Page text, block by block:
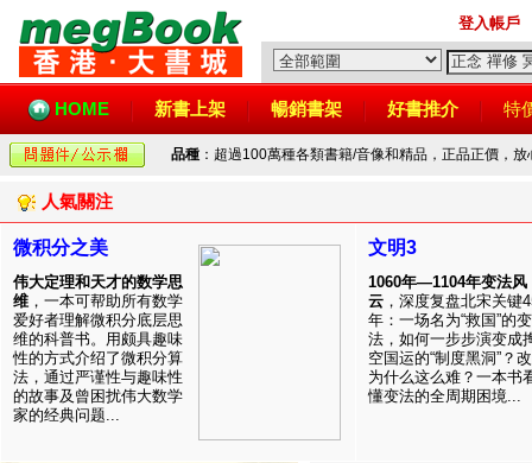
登入帳戶
HOME 新書上架 暢銷書架 好書推介 特
品種 ：超過100萬種各類書籍/音像和精品，正品正價，
人氣關注
微积分之美
伟大定理和天才的数学思
维 ，一本可帮助所有数学
爱好者理解微积分底层思
维的科普书。用颇具趣味
性的方式介绍了微积分算
法，通过严谨性与趣味性
的故事及曾困扰伟大数学
家的经典问题...
文明3
1060年—1104年变法风
云 ，深度复盘北宋关键
年：一场名为“救国”的变
法，如何一步步演变成
空国运的“制度黑洞”？
为什么这么难？一本书
懂变法的全周期困境...